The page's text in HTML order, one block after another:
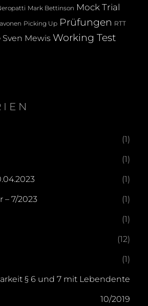
Mark Bettinson Mock Trial
Picking Up Prüfungen RTT
Sven Mewis Working Test
(1)
(1)
(1)
– 7/2023 (1)
(1)
(12)
(1)
§ 6 und 7 mit Lebendente
10/2019